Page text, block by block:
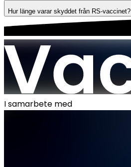
Hur länge varar skyddet från RS-vaccinet?
I samarbete med